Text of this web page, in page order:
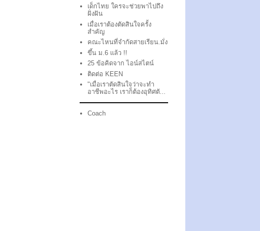
เด็กไทย ใครจะช่วยพาไปถึง
ฝั่งฝัน
เมื่อเราต้องตัดสินใจครั้ง
สำคัญ
คณะไหนที่จำกัดสายเรียน.มั่ง
ขึ้น ม.6 แล้ว !!
25 ข้อคิดจาก ไอน์สไตน์
ติดต่อ KEEN
"เมื่อเราตัดสินใจว่าจะทำ
อาชีพอะไร เราก็ต้องอุทิศตั...
Coach